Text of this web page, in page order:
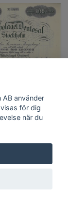
AB använder
för dig
när du